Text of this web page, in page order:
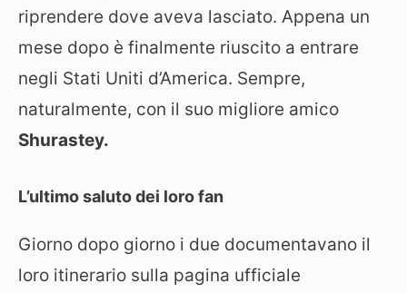
riprendere dove aveva lasciato. Appena un
mese dopo è finalmente riuscito a entrare
negli Stati Uniti d’America. Sempre,
naturalmente, con il suo migliore amico
Shurastey.
L’ultimo saluto dei loro fan
Giorno dopo giorno i due documentavano il
loro itinerario sulla pagina ufficiale